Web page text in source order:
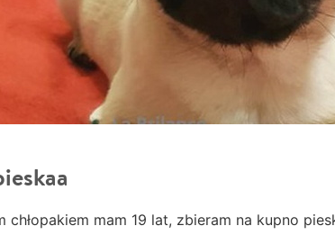
chłopakiem mam 19 lat, zbieram na kupno